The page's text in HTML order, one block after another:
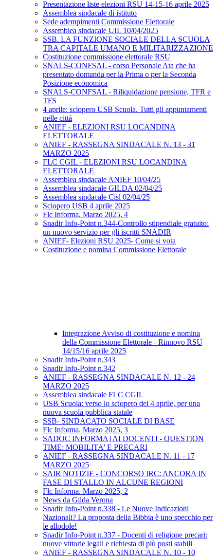
Presentazione liste elezioni RSU 14-15-16 aprile 2025
Assemblea sindacale di istituto
Sede adempimenti Commissione Elettorale
Assemblea sindacale UIL 10/04/2025
SSB. LA FUNZIONE SOCIALE DELLA SCUOLA
TRA CAPITALE UMANO E MILITARIZZAZIONE
Costituzione commissione elettorale RSU
SNALS-CONFSAL - corso Personale Ata che ha
presentato domanda per la Prima o per la Seconda
Posizione economica
SNALS-CONFSAL - Riliquidazione pensione, TFR e
TFS
4 aprile: sciopero USB Scuola. Tutti gli appuntamenti
nelle città
ANIEF - ELEZIONI RSU LOCANDINA
ELETTORALE
ANIEF - RASSEGNA SINDACALE N. 13 - 31
MARZO 2025
FLC CGIL - ELEZIONI RSU LOCANDINA
ELETTORALE
Assemblea sindacale ANIEF 10/04/25
Assemblea sindacale GILDA 02/04/25
Assemblea sindacale Cisl 02/04/25
Sciopero USB 4 aprile 2025
Flc Informa. Marzo 2025, 4
Snadir Info-Point n.344-Controllo stipendiale gratuito:
un nuovo servizio per gli iscritti SNADIR
ANIEF- Elezioni RSU 2025- Come si vota
Costituzione e nomina Commissione Elettorale
Integrazione Avviso di costituzione e nomina
della Commissione Elettorale - Rinnovo RSU
14/15/16 aprile 2025
Snadir Info-Point n.343
Snadir Info-Point n.342
ANIEF - RASSEGNA SINDACALE N. 12 - 24
MARZO 2025
Assemblea sindacale FLC CGIL
USB Scuola: verso lo sciopero del 4 aprile, per una
nuova scuola pubblica statale
SSB- SINDACATO SOCIALE DI BASE
Flc Informa. Marzo 2025, 3
SADOC INFORMA] AI DOCENTI - QUESTION
TIME: MOBILITA' E PRECARI
ANIEF - RASSEGNA SINDACALE N. 11 - 17
MARZO 2025
SAIR NOTIZIE - CONCORSO IRC: ANCORA IN
FASE DI STALLO IN ALCUNE REGIONI
Flc Informa. Marzo 2025, 2
News da Gilda Verona
Snadir Info-Point n.338 - Le Nuove Indicazioni
Nazionali? La proposta della Bibbia è uno specchio per
le allodole!
Snadir Info-Point n.337 - Docenti di religione precari:
nuove vittorie legali e richiesta di più posti stabili
ANIEF - RASSEGNA SINDACALE N. 10 - 10